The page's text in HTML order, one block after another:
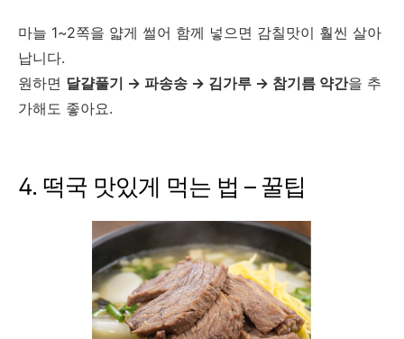
마늘 1~2쪽을 얇게 썰어 함께 넣으면 감칠맛이 훨씬 살아
납니다.
원하면 달걀풀기 → 파송송 → 김가루 → 참기름 약간을 추
가해도 좋아요.
4. 떡국 맛있게 먹는 법 – 꿀팁